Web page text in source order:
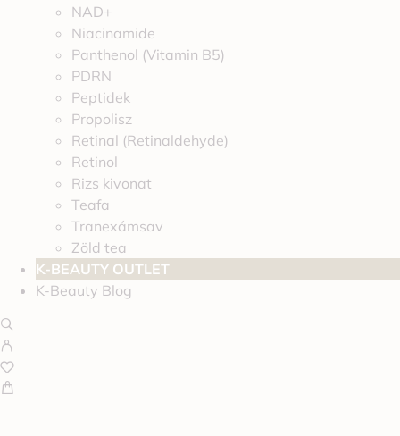
NAD+
Niacinamide
Panthenol (Vitamin B5)
PDRN
Peptidek
Propolisz
Retinal (Retinaldehyde)
Retinol
Rizs kivonat
Teafa
Tranexámsav
Zöld tea
K-BEAUTY OUTLET
K-Beauty Blog